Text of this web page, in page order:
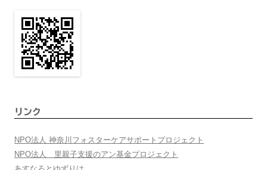
リンク
NPO法人 神奈川フォスターケアサポートプロジェクト
NPO法人 里親子支援のアン基金プロジェクト